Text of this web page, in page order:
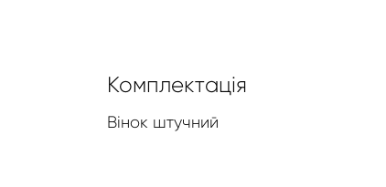
Комплектація
Вінок штучний